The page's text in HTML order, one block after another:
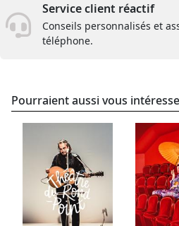
Service client réactif
Conseils personnalisés et
téléphone.
Pourraient aussi vous